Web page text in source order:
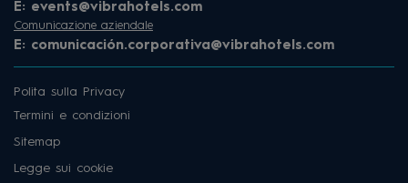
E: events@vibrahotels.com
Comunicazione aziendale
E: comunicación.corporativa@vibrahotels.com
Polita sulla Privacy
Termini e condizioni
Sitemap
Legge sui cookie